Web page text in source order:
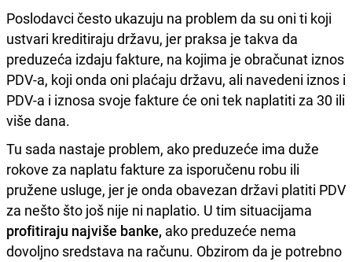
Poslodavci često ukazuju na problem da su oni ti koji
ustvari kreditiraju državu, jer praksa je takva da
preduzeća izdaju fakture, na kojima je obračunat iznos
PDV-a, koji onda oni plaćaju državu, ali navedeni iznos i
PDV-a i iznosa svoje fakture će oni tek naplatiti za 30 ili
više dana.
Tu sada nastaje problem, ako preduzeće ima duže
rokove za naplatu fakture za isporučenu robu ili
pružene usluge, jer je onda obavezan državi platiti PDV
za nešto što još nije ni naplatio. U tim situacijama
profitiraju najviše banke, ako preduzeće nema
dovoljno sredstava na računu. Obzirom da je potrebno